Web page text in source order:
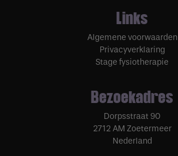
Links
Algemene voorwaarden
Privacyverklaring
Stage fysiotherapie
Bezoekadres
Dorpsstraat 90
2712 AM Zoetermeer
Nederland